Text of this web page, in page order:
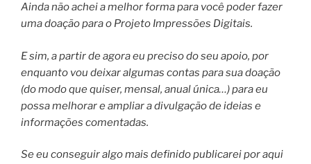
Ainda não achei a melhor forma para você poder fazer
uma doação para o Projeto Impressões Digitais.
E sim, a partir de agora eu preciso do seu apoio, por
enquanto vou deixar algumas contas para sua doação
(do modo que quiser, mensal, anual única…) para eu
possa melhorar e ampliar a divulgação de ideias e
informações comentadas.
Se eu conseguir algo mais definido publicarei por aqui